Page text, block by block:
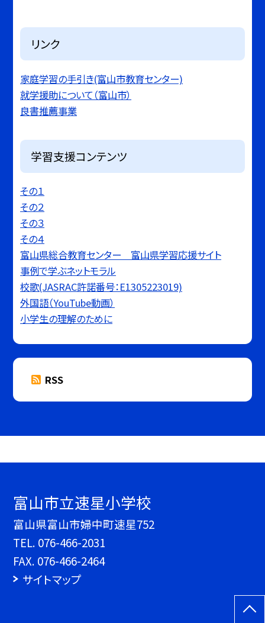
リンク
家庭学習の手引き(富山市教育センター)
就学援助について（富山市）
良書推薦事業
学習支援コンテンツ
その１
その２
その３
その４
富山県総合教育センター 富山県学習応援サイト
事例で学ぶネットモラル
校歌(JASRAC許諾番号：E1305223019)
外国語（YouTube動画）
小学生の理解のために
RSS
富山市立速星小学校
富山県富山市婦中町速星752
TEL. 076-466-2031
FAX. 076-466-2464
サイトマップ